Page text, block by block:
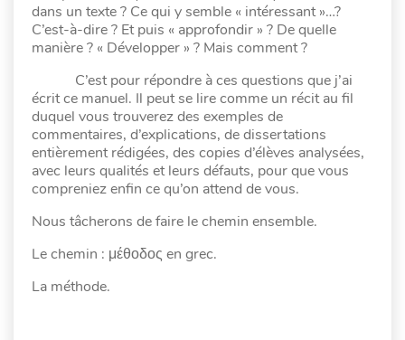
dans un texte ? Ce qui y semble « intéressant »…?
C’est-à-dire ? Et puis « approfondir » ? De quelle
manière ? « Développer » ? Mais comment ?
C’est pour répondre à ces questions que j’ai
écrit ce manuel. Il peut se lire comme un récit au fil
duquel vous trouverez des exemples de
commentaires, d’explications, de dissertations
entièrement rédigées, des copies d’élèves analysées,
avec leurs qualités et leurs défauts, pour que vous
compreniez enfin ce qu’on attend de vous.
Nous tâcherons de faire le chemin ensemble.
Le chemin : μέθοδος en grec.
La méthode.